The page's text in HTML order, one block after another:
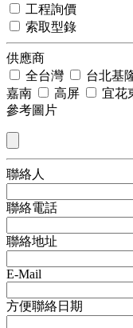
工程詢價
索取型錄
供應商
全台灣
台北基
嘉南
高屏 宜花
參考圖片
聯絡人
聯絡電話
聯絡地址
E-Mail
方便聯絡日期